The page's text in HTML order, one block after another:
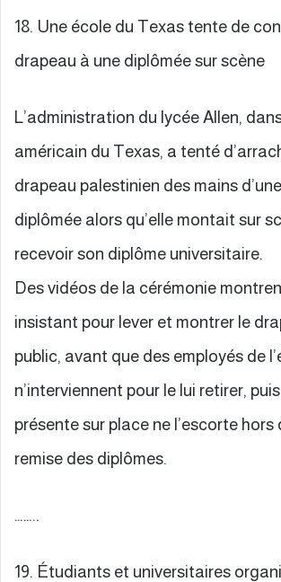
18. Une école du Texas tente de
drapeau à une diplômée sur scène
L’administration du lycée Allen,
américain du Texas, a tenté
drapeau palestinien des mains
diplômée alors qu’elle montait sur
recevoir son diplôme universitaire.
Des vidéos de la cérémonie
insistant pour lever et montrer le
public, avant que des employés de
n’interviennent pour le lui retirer,
présente sur place ne l’escorte hors
remise des diplômes.
……..
19. Étudiants et universitaires